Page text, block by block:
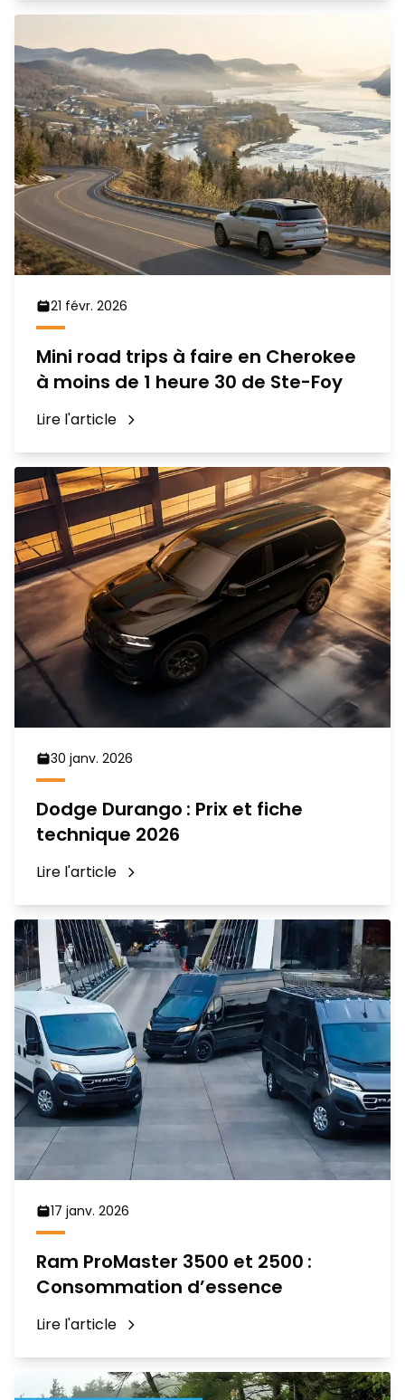
21 févr. 2026
Mini road trips à faire en Cherokee
à moins de 1 heure 30 de Ste-Foy
Lire l'article
30 janv. 2026
Dodge Durango : Prix et fiche
technique 2026
Lire l'article
17 janv. 2026
Ram ProMaster 3500 et 2500 :
Consommation d’essence
Lire l'article